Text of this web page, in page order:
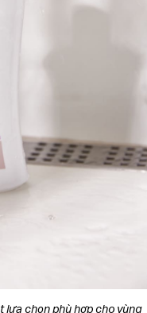
lựa chọn phù hợp cho vùng